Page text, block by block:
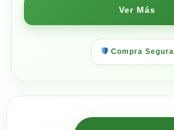
Ver Más
Compra Segura